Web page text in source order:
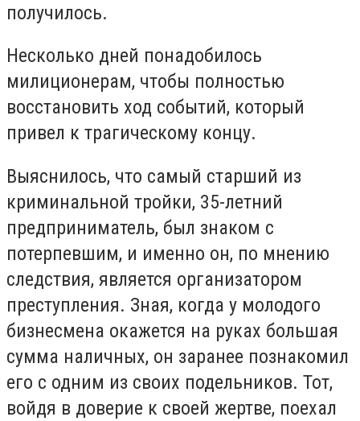
получилось.
Несколько дней понадобилось
милиционерам, чтобы полностью
восстановить ход событий, который
привел к трагическому концу.
Выяснилось, что самый старший из
криминальной тройки, 35-летний
предприниматель, был знаком с
потерпевшим, и именно он, по мнению
следствия, является организатором
преступления. Зная, когда у молодого
бизнесмена окажется на руках большая
сумма наличных, он заранее познакомил
его с одним из своих подельников. Тот,
войдя в доверие к своей жертве, поехал